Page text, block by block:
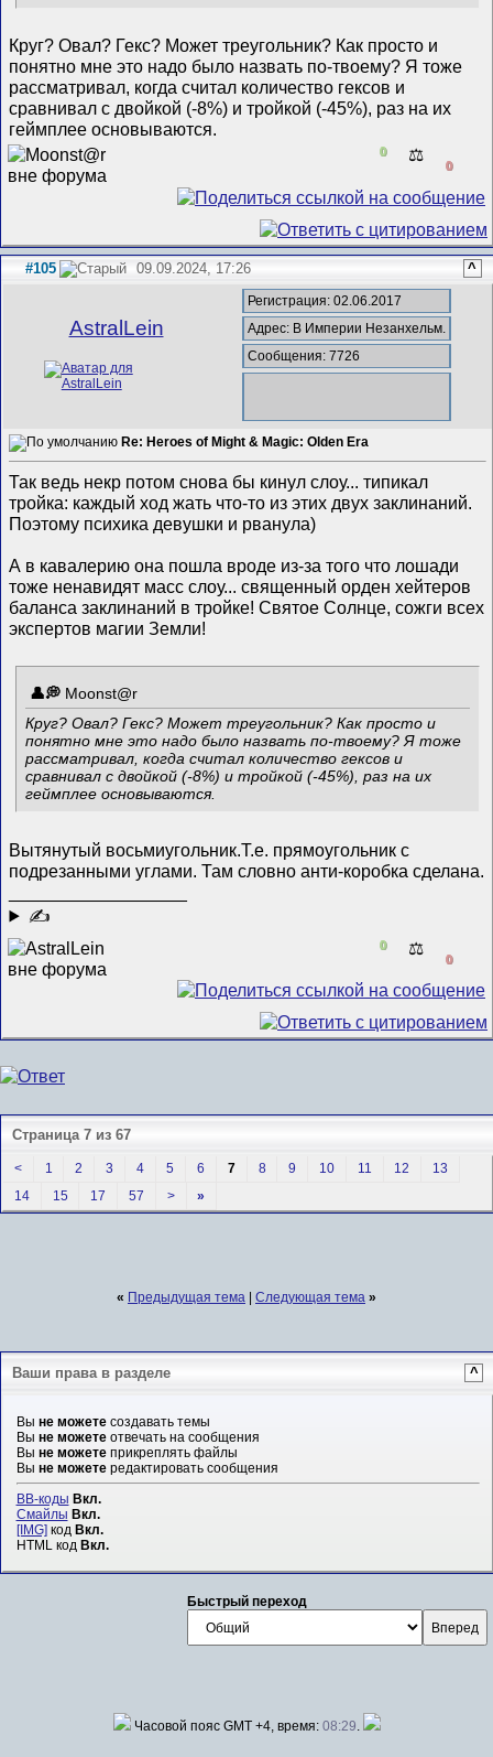
Круг? Овал? Гекс? Может треугольник? Как просто и
понятно мне это надо было назвать по-твоему? Я тоже
рассматривал, когда считал количество гексов и
сравнивал с двойкой (-8%) и тройкой (-45%), раз на их
геймплее основываются.
0 ⚖️
0
#105 09.09.2024, 17:26 ^
AstralLein
Регистрация: 02.06.2017
Адрес: В Империи Незанхельм.
Сообщения: 7726
Re: Heroes of Might & Magic: Olden Era
Так ведь некр потом снова бы кинул слоу... типикал
тройка: каждый ход жать что-то из этих двух заклинаний.
Поэтому психика девушки и рванула)
А в кавалерию она пошла вроде из-за того что лошади
тоже ненавидят масс слоу... священный орден хейтеров
баланса заклинаний в тройке! Святое Солнце, сожги всех
экспертов магии Земли!
Mооnst@r
Круг? Овал? Гекс? Может треугольник? Как просто и
понятно мне это надо было назвать по-твоему? Я тоже
рассматривал, когда считал количество гексов и
сравнивал с двойкой (-8%) и тройкой (-45%), раз на их
геймплее основываются.
Вытянутый восьмиугольник.Т.е. прямоугольник с
подрезанными углами. Там словно анти-коробка сделана.
✍
0 ⚖️
0
Страница 7 из 67
< 1 2 3 4 5 6 7 8 9 10 11 12
13
14
15 17 57 > »
« Предыдущая тема | Следующая тема »
Ваши права в разделе ^
Вы не можетесоздавать темы
Вы не можетеотвечать на сообщения
Вы не можетеприкреплять файлы
Вы не можетередактировать сообщения
BB-коды Вкл.
Смайлы Вкл.
[IMG]код Вкл.
HTML код Вкл.
Быстрый переход
Часовой пояс GMT +4, время: 08:29.